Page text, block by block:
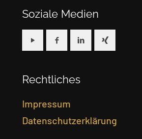
Soziale Medien
Rechtliches
Impressum
Datenschutzerklärung